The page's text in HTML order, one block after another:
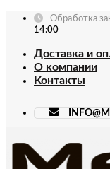
Skip
Обработка
14:00
Доставка и
О компании
Контакты